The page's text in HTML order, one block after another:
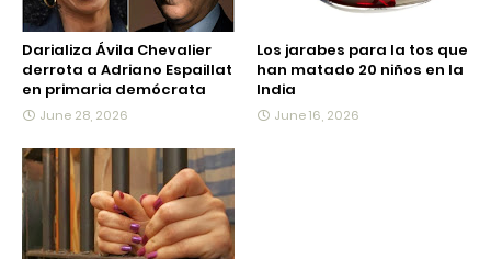
Darializa Ávila Chevalier
derrota a Adriano Espaillat
en primaria demócrata
June 28, 2026
Los jarabes para la tos que
han matado 20 niños en la
India
June 16, 2026